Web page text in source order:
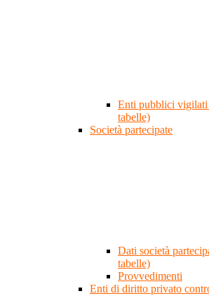
Enti pubblici vigilati
tabelle)
Società partecipate
Dati società
tabelle)
Provvedimenti
Enti di diritto privato